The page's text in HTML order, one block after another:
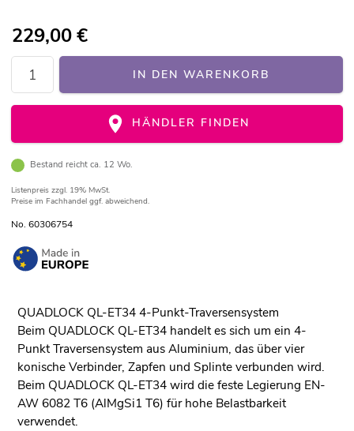
229,00€
IN DEN WARENKORB
HÄNDLER FINDEN
Bestand reicht ca. 12 Wo.
Listenpreis zzgl. 19% MwSt.
Preise im Fachhandel ggf. abweichend.
No. 60306754
QUADLOCK QL-ET34 4-Punkt-Traversensystem
Beim QUADLOCK QL-ET34 handelt es sich um ein 4-
Punkt Traversensystem aus Aluminium, das über vier
konische Verbinder, Zapfen und Splinte verbunden wird.
Beim QUADLOCK QL-ET34 wird die feste Legierung EN-
AW 6082 T6 (AlMgSi1 T6) für hohe Belastbarkeit
verwendet.